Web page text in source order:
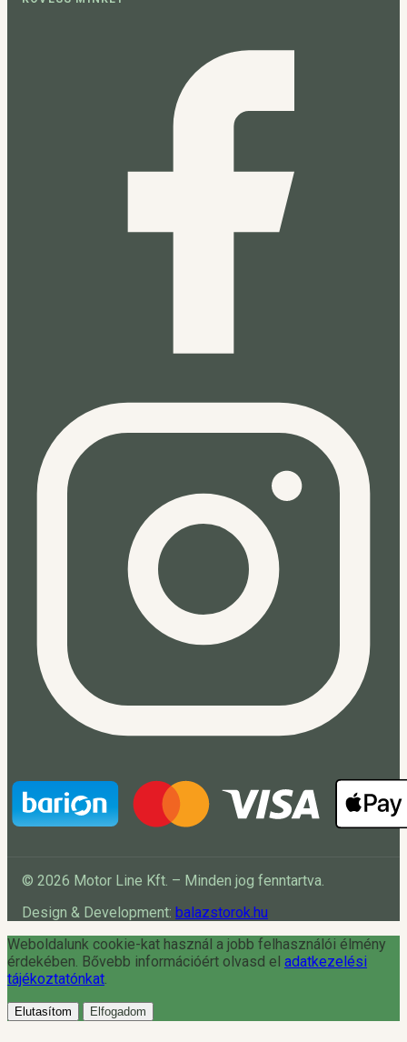
© 2026 Motor Line Kft. – Minden jog fenntartva.
Design & Development: balazstorok.hu
Weboldalunk cookie-kat használ a jobb felhasználói élmény
érdekében. Bővebb információért olvasd el adatkezelési
tájékoztatónkat
Elutasítom Elfogadom